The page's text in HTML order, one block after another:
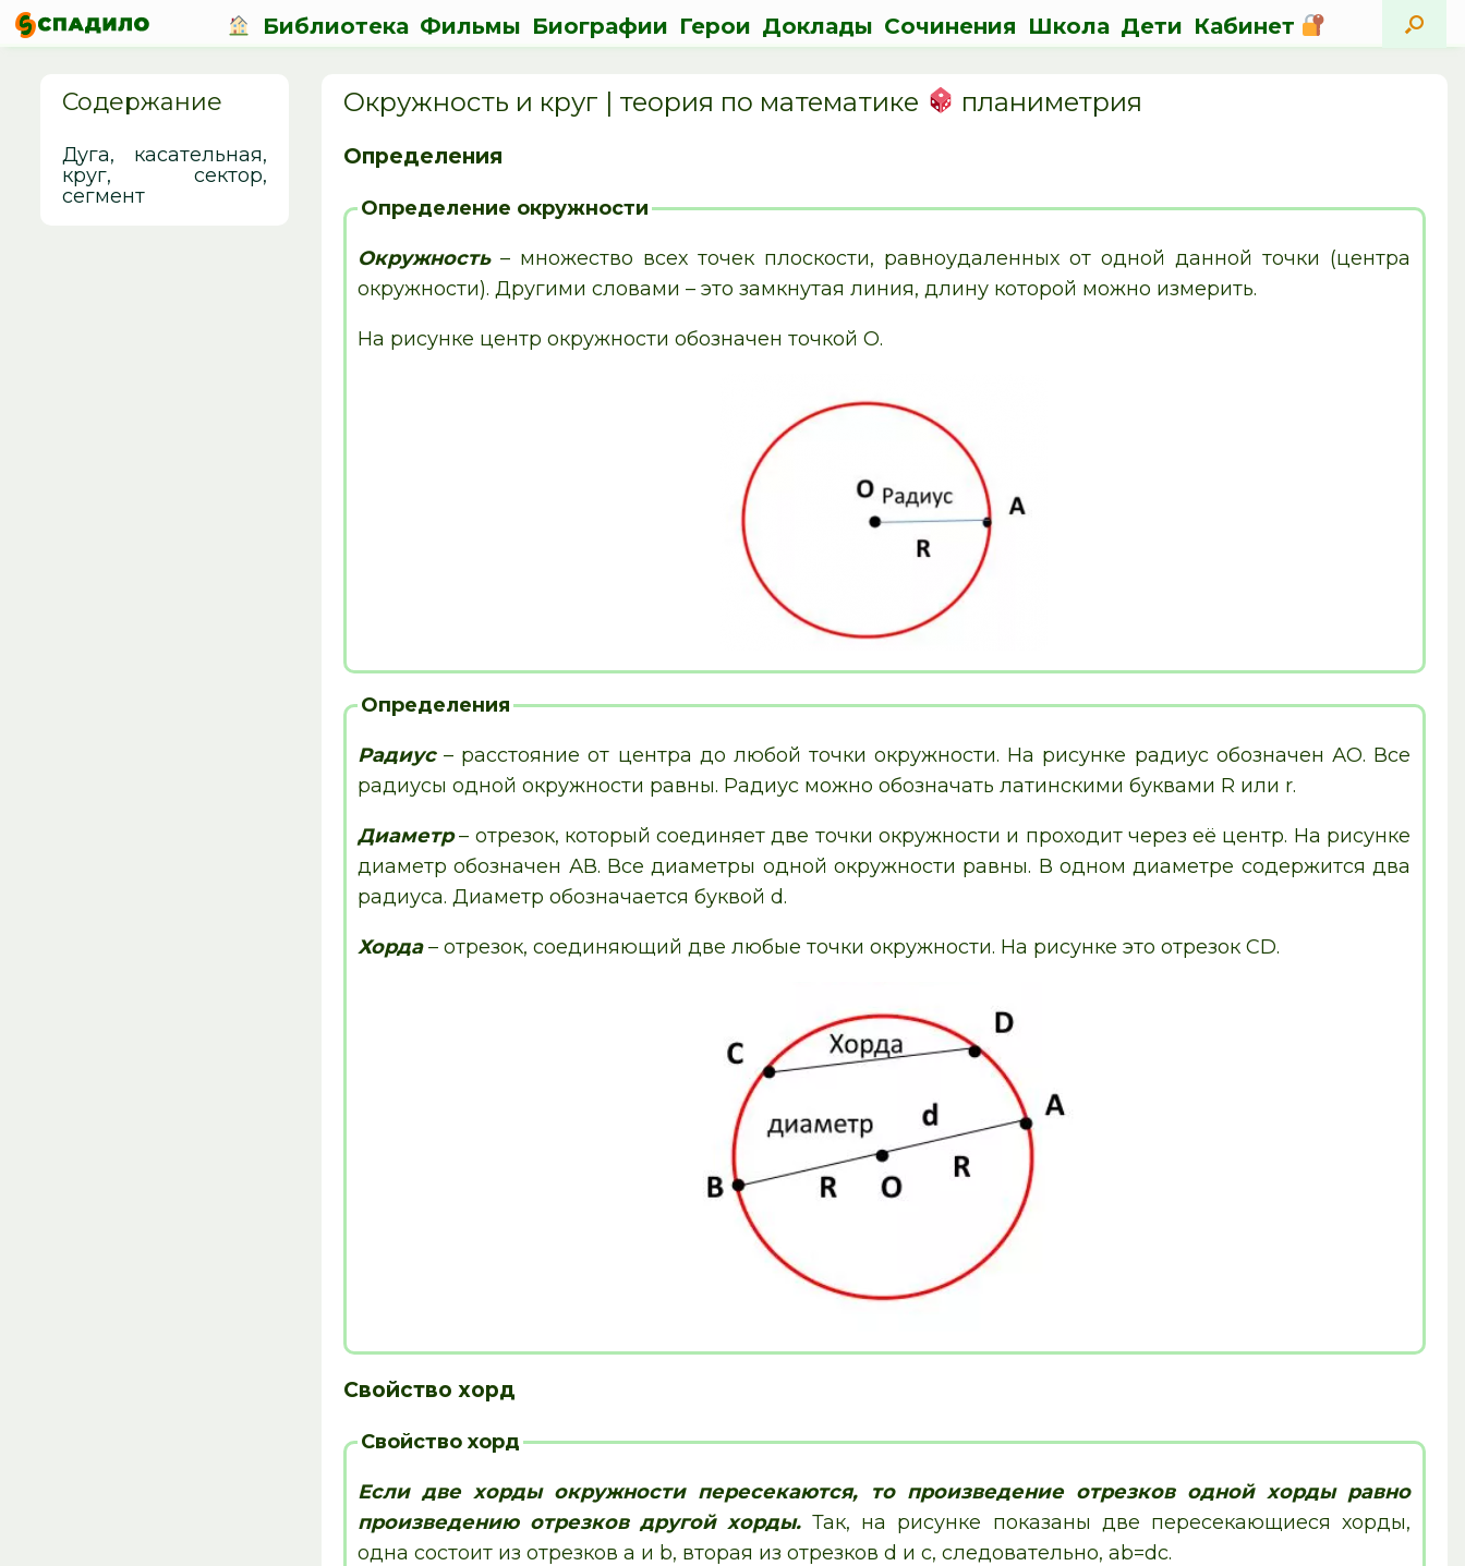
Библиотека Фильмы Биографии Герои Доклады Сочинения Школа Дети Кабинет
Окружность и круг | теория по математике планиметрия
Определения
Определение окружности
Окружность– множество всех точек плоскости, равноудаленных от одной данной точки (центра
окружности). Другими словами – это замкнутая линия, длину которой можно измерить.
На рисунке центр окружности обозначен точкой О.
Определения
Радиус– расстояние от центра до любой точки окружности. На рисунке радиус обозначен АО. Все
радиусы одной окружности равны. Радиус можно обозначать латинскими буквами R или r.
Диаметр– отрезок, который соединяет две точки окружности и проходит через её центр. На рисунке
диаметр обозначен АВ. Все диаметры одной окружности равны. В одном диаметре содержится два
радиуса. Диаметр обозначается буквой d.
Хорда– отрезок, соединяющий две любые точки окружности. На рисунке это отрезок CD.
Свойство хорд
Свойство хорд
Если две хорды окружности пересекаются, то произведение отрезков одной хорды равно
произведению отрезков другой хорды. Так, на рисунке показаны две пересекающиеся хорды,
одна состоит из отрезков a и b, вторая из отрезков d и с, следовательно, ab=dс.
Содержание
Дуга, касательная,
круг, сектор,
сегмент